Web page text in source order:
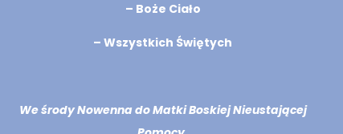
– Boże Ciało
– Wszystkich Świętych
We środy Nowenna do Matki Boskiej Nieustającej